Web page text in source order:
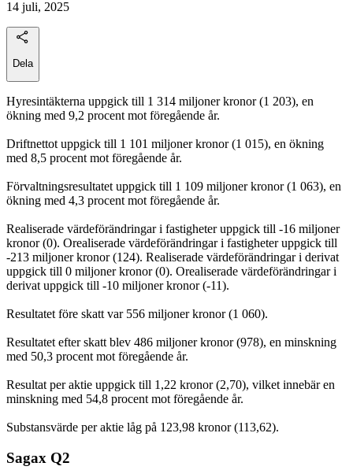
14 juli, 2025
Dela
Hyresintäkterna uppgick till 1 314 miljoner kronor (1 203), en
ökning med 9,2 procent mot föregående år.
Driftnettot uppgick till 1 101 miljoner kronor (1 015), en ökning
med 8,5 procent mot föregående år.
Förvaltningsresultatet uppgick till 1 109 miljoner kronor (1 063), en
ökning med 4,3 procent mot föregående år.
Realiserade värdeförändringar i fastigheter uppgick till -16 miljoner
kronor (0). Orealiserade värdeförändringar i fastigheter uppgick till
-213 miljoner kronor (124). Realiserade värdeförändringar i derivat
uppgick till 0 miljoner kronor (0). Orealiserade värdeförändringar i
derivat uppgick till -10 miljoner kronor (-11).
Resultatet före skatt var 556 miljoner kronor (1 060).
Resultatet efter skatt blev 486 miljoner kronor (978), en minskning
med 50,3 procent mot föregående år.
Resultat per aktie uppgick till 1,22 kronor (2,70), vilket innebär en
minskning med 54,8 procent mot föregående år.
Substansvärde per aktie låg på 123,98 kronor (113,62).
Sagax Q2